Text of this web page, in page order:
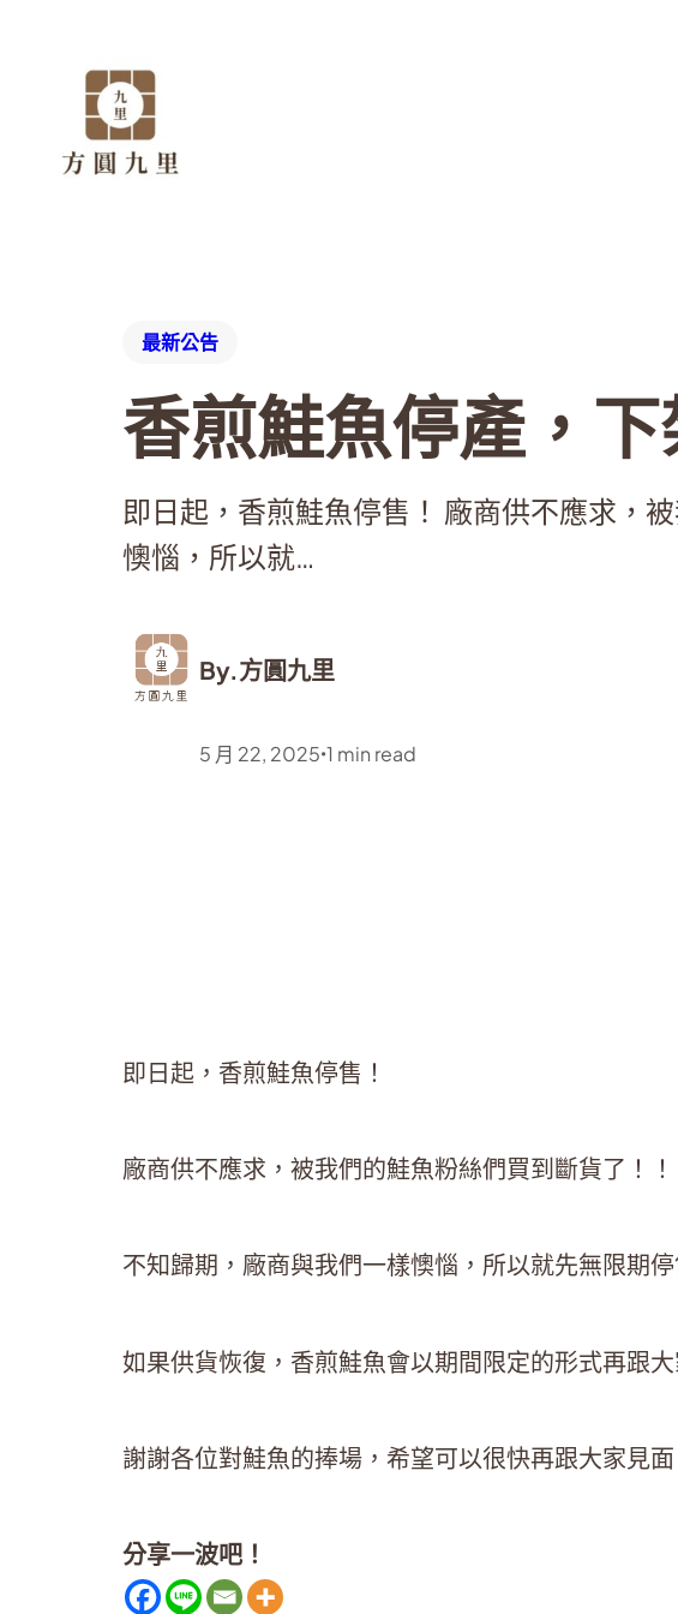
最新公告
香煎鮭魚停產，下
即日起，香煎鮭魚停售！ 廠商供不應求，
懊惱，所以就…
By.方圓九里
5 月 22, 2025 •1 min read
即日起，香煎鮭魚停售！
廠商供不應求，被我們的鮭魚粉絲們買到斷貨了！！
不知歸期，廠商與我們一樣懊惱，所以就先無限期
如果供貨恢復，香煎鮭魚會以期間限定的形式再跟大
謝謝各位對鮭魚的捧場，希望可以很快再跟大家見面
分享一波吧！